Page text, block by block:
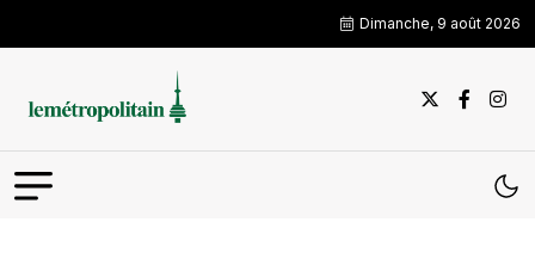
Dimanche, 9 août 2026